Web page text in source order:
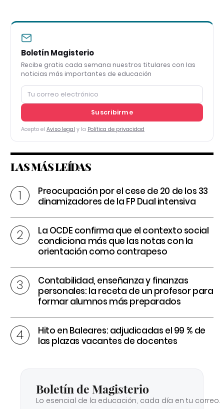
Boletín Magisterio
Recibe gratis cada semana nuestros titulares con las
noticias más importantes de educación
Suscribirme
Acepto el Aviso legal y la Política de privacidad
LAS MÁS LEÍDAS
Preocupación por el cese de 20 de los 33
dinamizadores de la FP Dual intensiva
La OCDE confirma que el contexto social
condiciona más que las notas con la
orientación como contrapeso
Contabilidad, enseñanza y finanzas
personales: la receta de un profesor para
formar alumnos más preparados
Hito en Baleares: adjudicadas el 99 % de
las plazas vacantes de docentes
Boletín de Magisterio
Lo esencial de la educación, cada día en tu correo.